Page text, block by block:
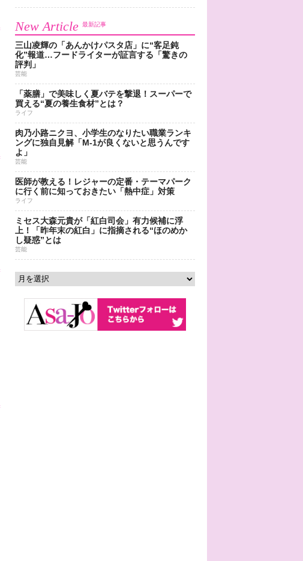
New Article 最新記事
三山凌輝の「あんかけパスタ店」に“客足鈍
化”報道…フードライターが証言する「驚きの
評判」
芸能
「薬膳」で美味しく夏バテを撃退！スーパーで
買える“夏の養生食材”とは？
ライフ
肉乃小路ニクヨ、小学生のなりたい職業ランキ
ングに独自見解「M-1が良くないと思うんです
よ」
芸能
医師が教える！レジャーの定番・テーマパーク
に行く前に知っておきたい「熱中症」対策
ライフ
ミセス大森元貴が「紅白司会」有力候補に浮
上！「昨年末の紅白」に指摘される“ほのめか
し疑惑”とは
芸能